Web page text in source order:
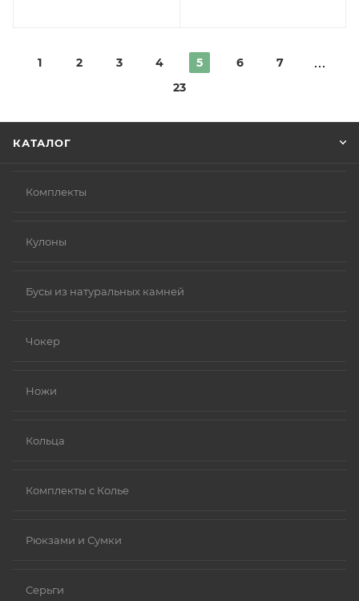
1 2 3 4 5 6
7
23
КАТАЛОГ
Комплекты
Кулоны
Бусы из натуральных камней
Чокер
Ножи
Кольца
Комплекты с Колье
Рюкзами и Сумки
Серьги